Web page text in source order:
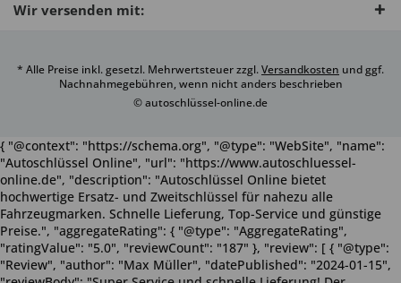
Wir versenden mit:
* Alle Preise inkl. gesetzl. Mehrwertsteuer zzgl.Versandkosten und ggf.
Nachnahmegebühren, wenn nicht anders beschrieben
© autoschlüssel-online.de
{ "@context": "https://schema.org", "@type": "WebSite", "name":
"Autoschlüssel Online", "url": "https://www.autoschluessel-
online.de", "description": "Autoschlüssel Online bietet
hochwertige Ersatz- und Zweitschlüssel für nahezu alle
Fahrzeugmarken. Schnelle Lieferung, Top-Service und günstige
Preise.", "aggregateRating": { "@type": "AggregateRating",
"ratingValue": "5.0", "reviewCount": "187" }, "review": [ { "@type":
"Review", "author": "Max Müller", "datePublished": "2024-01-15",